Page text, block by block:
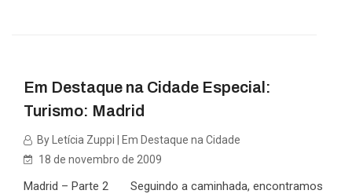
Em Destaque na Cidade Especial:
Turismo: Madrid
By Letícia Zuppi | Em Destaque na Cidade
18 de novembro de 2009
Madrid – Parte 2 Seguindo a caminhada, encontramos